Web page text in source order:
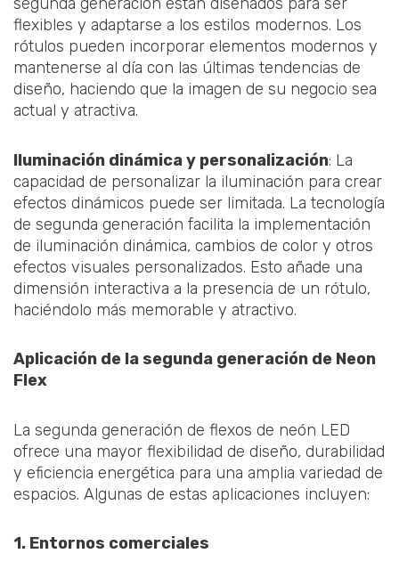
flexibles y adaptarse a los estilos modernos. Los
rótulos pueden incorporar elementos modernos y
mantenerse al día con las últimas tendencias de
diseño, haciendo que la imagen de su negocio sea
actual y atractiva.
Iluminación dinámica y personalización: La
capacidad de personalizar la iluminación para crear
efectos dinámicos puede ser limitada. La tecnología
de segunda generación facilita la implementación
de iluminación dinámica, cambios de color y otros
efectos visuales personalizados. Esto añade una
dimensión interactiva a la presencia de un rótulo,
haciéndolo más memorable y atractivo.
Aplicación de la segunda generación de Neon
Flex
La segunda generación de flexos de neón LED
ofrece una mayor flexibilidad de diseño, durabilidad
y eficiencia energética para una amplia variedad de
espacios. Algunas de estas aplicaciones incluyen:
1. Entornos comerciales